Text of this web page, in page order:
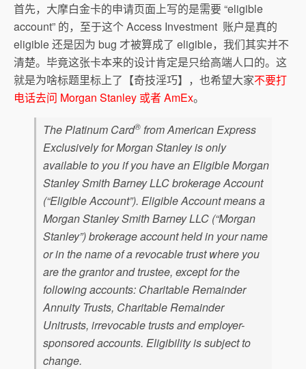
首先，大摩白金卡的申请页面上写的是需要 “eligible
account” 的，至于这个 Access Investment 账户是真的
eligible 还是因为 bug 才被算成了 eligible，我们其实并不
清楚。毕竟这张卡本来的设计肯定是只给高端人口的。这
就是为啥标题里标上了【奇技淫巧】，也希望大家不要打
电话去问 Morgan Stanley 或者 AmEx。
The Platinum Card® from American Express
Exclusively for Morgan Stanley is only
available to you if you have an Eligible Morgan
Stanley Smith Barney LLC brokerage Account
(“Eligible Account”). Eligible Account means a
Morgan Stanley Smith Barney LLC (“Morgan
Stanley”) brokerage account held in your name
or in the name of a revocable trust where you
are the grantor and trustee, except for the
following accounts: Charitable Remainder
Annuity Trusts, Charitable Remainder
Unitrusts, irrevocable trusts and employer-
sponsored accounts. Eligibility is subject to
change.